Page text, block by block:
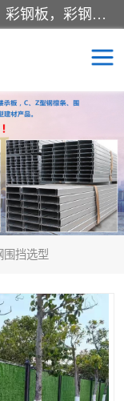
郑州鑫纵建材有限公司供应阳光板，彩钢板，彩钢钢构工程是一家集生产销售租赁安装于一体的企业，主要生产PC采光板，耐力板，仿古琉璃采光板，岩棉板、彩钢压型板、镀锌压型板、桁架楼承板，C、Z型钢檩条、围挡板、轻钢结构，阳光温室大棚等新型建材产品。公司旗下有多台移动式高空压瓦机租赁，承接全国各地业务，专业对外租赁各种型号压瓦机。
围挡选型
树脂仿古瓦
板
板
板
件